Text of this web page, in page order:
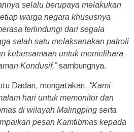
selalu berupaya melakukan
warga negara khususnya
terlindungi dari segala
salah satu melaksanakan patroli
kebersamaan untuk memelihara
Kondusif,”sambungnya.
Dadan, mengatakan, “Kami
hari untuk memonitor dan
di wilayah Malingping serta
pesan Kamtibmas kepada